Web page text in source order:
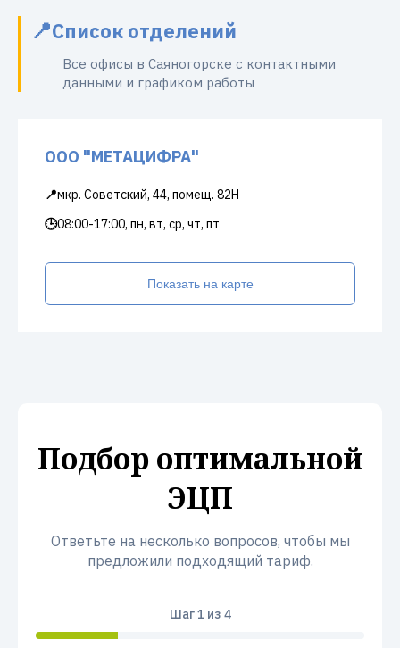
Список отделений
Все офисы в Саяногорске с контактными
данными и графиком работы
ООО "МЕТАЦИФРА"
📍мкр. Советский, 44, помещ. 82Н
🕒08:00-17:00, пн, вт, ср, чт, пт
Показать на карте
Подбор оптимальной
ЭЦП
Ответьте на несколько вопросов, чтобы мы
предложили подходящий тариф.
Шаг1из 4